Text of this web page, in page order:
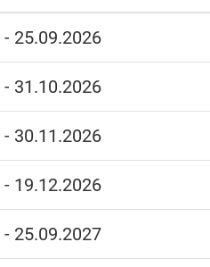
25.09.2026
31.10.2026
30.11.2026
19.12.2026
25.09.2027